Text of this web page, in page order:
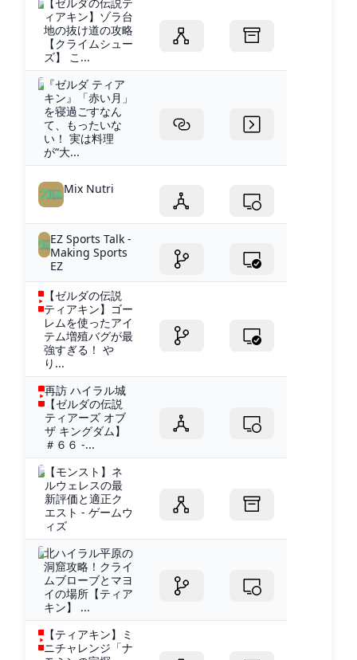
ィアキン】ゾラ台
地の抜け道の攻略
【クライムシュー
ズ】 こ...
『ゼルダ ティア
キン』「赤い月」
を寝過ごすなん
て、もったいな
い！ 実は料理
が“大...
Mix Nutri
EZ Sports Talk -
Making Sports
EZ
【ゼルダの伝説
ティアキン】ゴー
レムを使ったアイ
テム増殖バグが最
強すぎる！ や
り...
再訪 ハイラル城
【ゼルダの伝説
ティアーズ オブ
ザ キングダム】
＃６６ -...
【モンスト】ネ
ルウェレスの最
新評価と適正ク
エスト - ゲームウ
ィズ
北ハイラル平原の
洞窟攻略！クライ
ムブローブとマヨ
イの場所【ティア
キン】 ...
【ティアキン】ミ
ニチャレンジ「ナ